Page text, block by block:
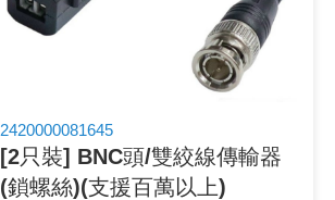
2420000081645
[2只裝] BNC頭/雙絞線傳輸器
(鎖螺絲)(支援百萬以上)